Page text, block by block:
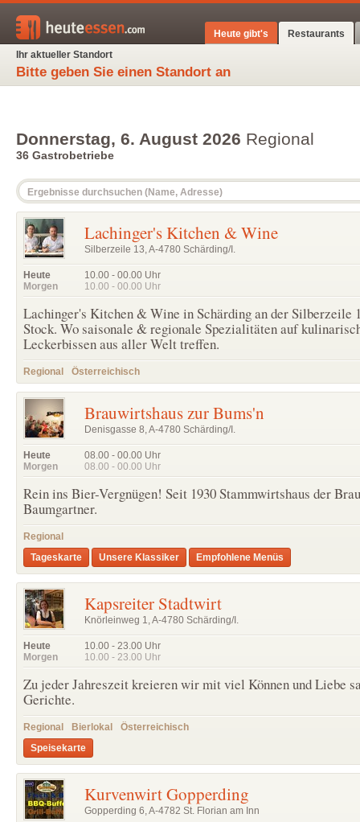
Restaurants
Heute gibt's
Ihr aktueller Standort
Bitte geben Sie einen Standort an
Donnerstag, 6. August 2026 Regional
36 Gastrobetriebe
Lachinger's Kitchen & Wine
Silberzeile 13, A-4780 Schärding/I.
Heute
Morgen
10.00 - 00.00 Uhr
10.00 - 00.00 Uhr
Lachinger's Kitchen & Wine in Schärding an der Silberzeile
Stock. Wo saisonale & regionale Spezialitäten auf
Leckerbissen aus aller Welt treffen.
Regional Österreichisch
Brauwirtshaus zur Bums'n
Denisgasse 8, A-4780 Schärding/I.
Heute
Morgen
08.00 - 00.00 Uhr
08.00 - 00.00 Uhr
Rein ins Bier-Vergnügen! Seit 1930 Stammwirtshaus der
Baumgartner.
Regional
Tageskarte
Unsere Klassiker Empfohlene Menüs
Kapsreiter Stadtwirt
Knörleinweg 1, A-4780 Schärding/I.
Heute
Morgen
10.00 - 23.00 Uhr
10.00 - 23.00 Uhr
Zu jeder Jahreszeit kreieren wir mit viel Können und Liebe
Gerichte.
Regional Bierlokal
Österreichisch
Speisekarte
Kurvenwirt Gopperding
Gopperding 6, A-4782 St. Florian am Inn